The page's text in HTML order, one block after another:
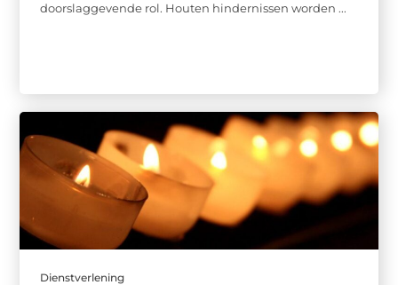
doorslaggevende rol. Houten hindernissen worden ...
Dienstverlening